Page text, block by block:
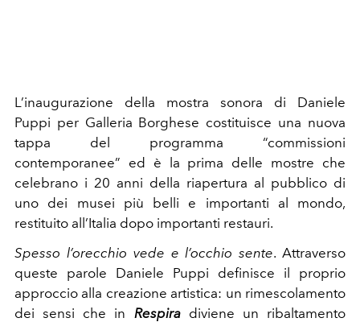
L’inaugurazione della mostra sonora di Daniele
Puppi per Galleria Borghese costituisce una nuova
tappa del programma “commissioni
contemporanee” ed è la prima delle mostre che
celebrano i 20 anni della riapertura al pubblico di
uno dei musei più belli e importanti al mondo,
restituito all’Italia dopo importanti restauri.
Spesso l’orecchio vede e l’occhio sente. Attraverso
queste parole Daniele Puppi definisce il proprio
approccio alla creazione artistica: un rimescolamento
dei sensi che in Respiradiviene un ribaltamento